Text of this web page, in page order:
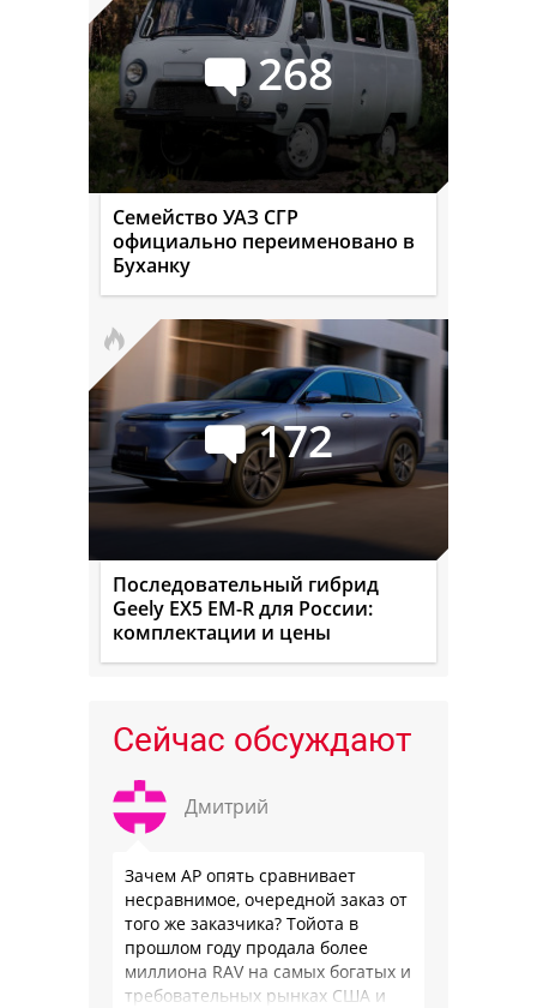
268
Семейство УАЗ СГР
официально переименовано в
Буханку
172
Последовательный гибрид
Geely EX5 EM-R для России:
комплектации и цены
Сейчас обсуждают
Дмитрий
Зачем АР опять сравнивает
несравнимое, очередной заказ от
того же заказчика? Тойота в
прошлом году продала более
миллиона RAV на самых богатых и
требовательных рынках США и